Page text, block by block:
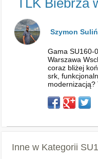
TLK Biebrza
Szymon
Gama SU160-
Warszawa
coraz bliżej
srk,
modernizacją?
Inne w Kategorii